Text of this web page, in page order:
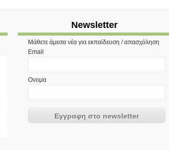
Newsletter
Μάθετε άμεσα νέα για εκπαίδευση / απασχόληση
Email
Ονομα